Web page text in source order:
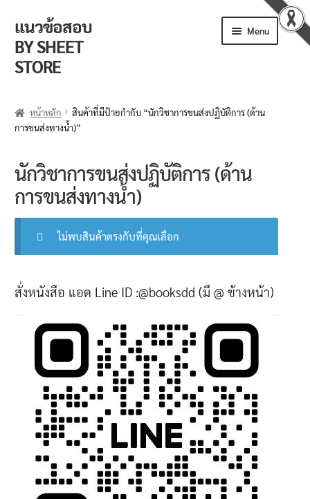
Skip
to
navigation
Skip
to
content
แนวข้อสอบ
BY SHEET
STORE
Menu
ตะกร้าสินค้า
วิธีการสั่งซื้อ
แจ้งชำระเงิน
รีวิวจากลูกค้า
นโยบายคืนสินค้าและการจัดส่ง​
คำถามที่พบบ่อย
หน้าหลัก
สินค้าที่มีป้ายกำกับ “นักวิชาการขนส่งปฏิบัติการ (ด้าน
การขนส่งทางน้ำ)”
นักวิชาการขนส่งปฏิบัติการ (ด้าน
การขนส่งทางน้ำ)
ไม่พบสินค้าตรงกับที่คุณเลือก
สั่งหนังสือ แอด Line ID :@booksdd (มี @ ข้างหน้า)